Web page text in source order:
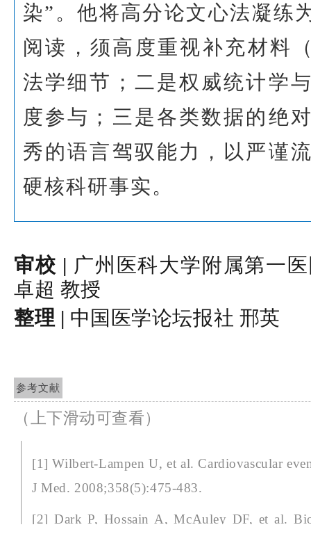
染”。他将高分论文心法凝练
阅读，须高度重视补充材料
法学细节；二是权威统计学
度参与；三是各类数据的绝
秀的语言驾驭能力，以严谨
硬核科研事实。
审校 | 广州医科大学附属第一
卓超 教授
整理 | 中国医学论坛报社 邢英
参考文献
（上下滑动可查看）
[1] Wilbert-Lampen U, et al. Cardiovascular
J Med. 2008;358(5):475-483.
[2] Dark P, Hossain A, McAuley DF, et al.